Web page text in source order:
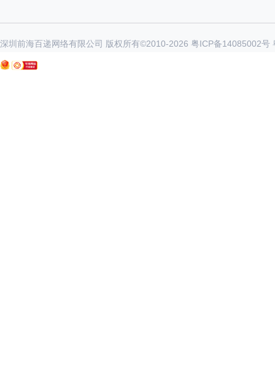
深圳前海百递网络有限公司 版权所有©2010-2026 粤ICP备14085002号